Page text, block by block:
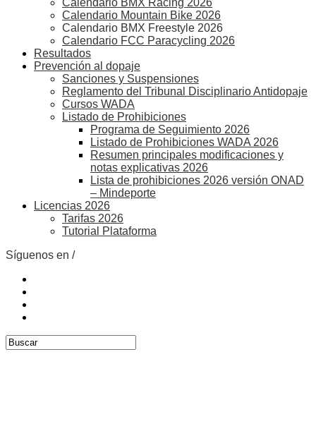
Calendario BMX Racing 2026
Calendario Mountain Bike 2026
Calendario BMX Freestyle 2026
Calendario FCC Paracycling 2026
Resultados
Prevención al dopaje
Sanciones y Suspensiones
Reglamento del Tribunal Disciplinario Antidopaje
Cursos WADA
Listado de Prohibiciones
Programa de Seguimiento 2026
Listado de Prohibiciones WADA 2026
Resumen principales modificaciones y
notas explicativas 2026
Lista de prohibiciones 2026 versión ONAD
– Mindeporte
Licencias 2026
Tarifas 2026
Tutorial Plataforma
Síguenos en /